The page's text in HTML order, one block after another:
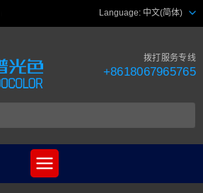
Language: 中文(简体)
拨打服务专线
+8618067965765